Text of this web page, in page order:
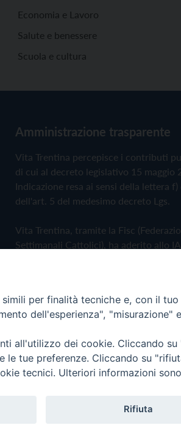
Economia e Lavoro
Salute e benessere
Scuola e cultura
Amministrazione trasparente
Vita Trentina percepisce i contributi
di cui al decreto legislativo 15 maggio
Indicazione resa ai sensi della lettera
dell'art. 5 del medesimo decreto Lgs.
Vita Trentina, tramite la Fisc
Settimanali Cattolici), ha aderito allo
Privacy Policy Cookie Policy
Editrice
per finalità tecniche e, con il
dell'esperienza",
all'utilizzo dei cookie. Cliccando
le tue preferenze. Cliccando su
tecnici. Ulteriori informazioni
Rifiuta